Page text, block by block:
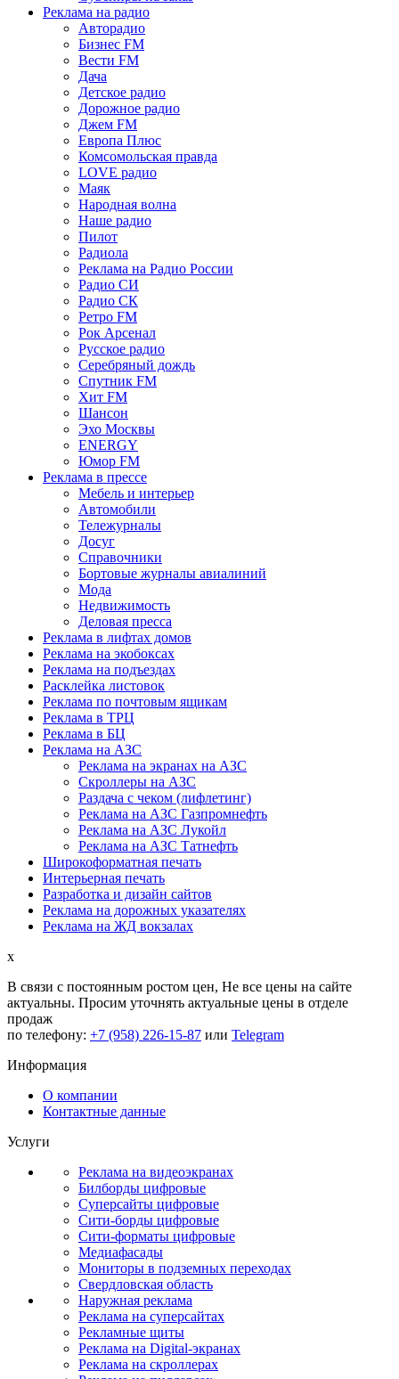
Реклама на радио
Авторадио
Бизнес FM
Вести FM
Дача
Детское радио
Дорожное радио
Джем FM
Европа Плюс
Комсомольская правда
LOVE радио
Маяк
Народная волна
Наше радио
Пилот
Радиола
Реклама на Радио России
Радио СИ
Радио СК
Ретро FM
Рок Арсенал
Русское радио
Серебряный дождь
Спутник FM
Хит FM
Шансон
Эхо Москвы
ENERGY
Юмор FM
Реклама в прессе
Мебель и интерьер
Автомобили
Тележурналы
Досуг
Справочники
Бортовые журналы авиалиний
Мода
Недвижимость
Деловая пресса
Реклама в лифтах домов
Реклама на экобоксах
Реклама на подъездах
Расклейка листовок
Реклама по почтовым ящикам
Реклама в ТРЦ
Реклама в БЦ
Реклама на АЗС
Реклама на экранах на АЗС
Скроллеры на АЗС
Раздача с чеком (лифлетинг)
Реклама на АЗС Газпромнефть
Реклама на АЗС Лукойл
Реклама на АЗС Татнефть
Широкоформатная печать
Интерьерная печать
Разработка и дизайн сайтов
Реклама на дорожных указателях
Реклама на ЖД вокзалах
x
В связи с постоянным ростом цен, Не все цены на сайте
актуальны. Просим уточнять актуальные цены в отделе
продаж
по телефону: +7 (958) 226-15-87 или Telegram
Информация
О компании
Контактные данные
Услуги
Реклама на видеоэкранах
Билборды цифровые
Суперсайты цифровые
Сити-борды цифровые
Сити-форматы цифровые
Медиафасады
Мониторы в подземных переходах
Свердловская область
Наружная реклама
Реклама на суперсайтах
Рекламные щиты
Реклама на Digital-экранах
Реклама на скроллерах